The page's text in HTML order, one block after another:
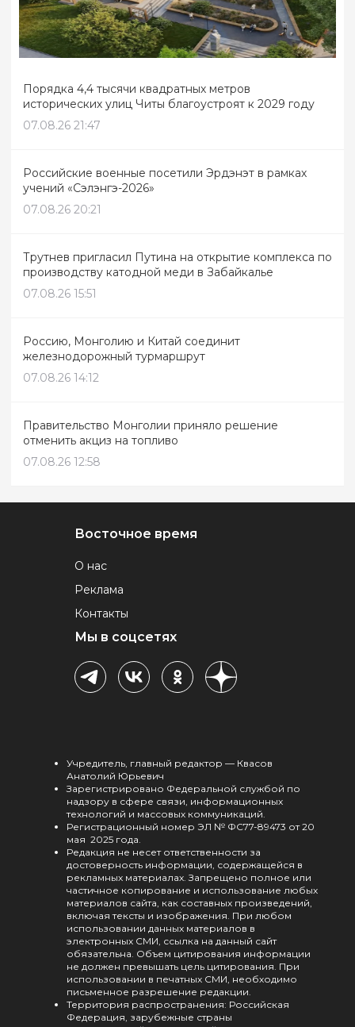
Порядка 4,4 тысячи квадратных метров
исторических улиц Читы благоустроят к 2029 году
07.08.26 21:47
Российские военные посетили Эрдэнэт в рамках
учений «Сэлэнгэ-2026»
07.08.26 20:21
Трутнев пригласил Путина на открытие комплекса по
производству катодной меди в Забайкалье
07.08.26 15:51
Россию, Монголию и Китай соединит
железнодорожный турмаршрут
07.08.26 14:12
Правительство Монголии приняло решение
отменить акциз на топливо
07.08.26 12:58
Восточное время
О нас
Реклама
Контакты
Мы в соцсетях
Учредитель, главный редактор — Квасов
Анатолий Юрьевич
Зарегистрировано Федеральной службой по
надзору в сфере связи, информационных
технологий и массовых коммуникаций.
Регистрационный номер ЭЛ № ФС77-89473 от 20
мая 2025 года.
Редакция не несет ответственности за
достоверность информации, содержащейся в
рекламных материалах. Запрещено полное или
частичное копирование и использование любых
материалов сайта, как составных произведений,
включая тексты и изображения. При любом
использовании данных материалов в
электронных СМИ, ссылка на данный сайт
обязательна. Объем цитирования информации
не должен превышать цель цитирования. При
использовании в печатных СМИ, необходимо
письменное разрешение редакции.
Территория распространения: Российская
Федерация, зарубежные страны